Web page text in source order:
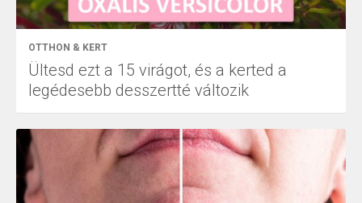
OTTHON & KERT
Ültesd ezt a 15 virágot, és a kerted a
legédesebb desszertté változik